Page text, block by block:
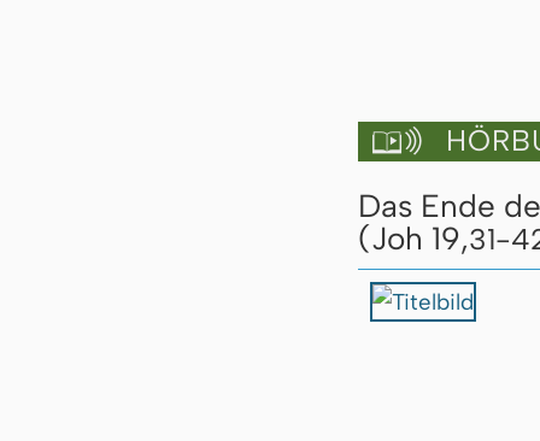

Das Ende
(Joh 19,31-